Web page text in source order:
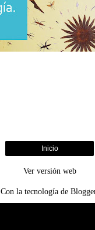
Inicio
Ver versión web
Con la tecnología de